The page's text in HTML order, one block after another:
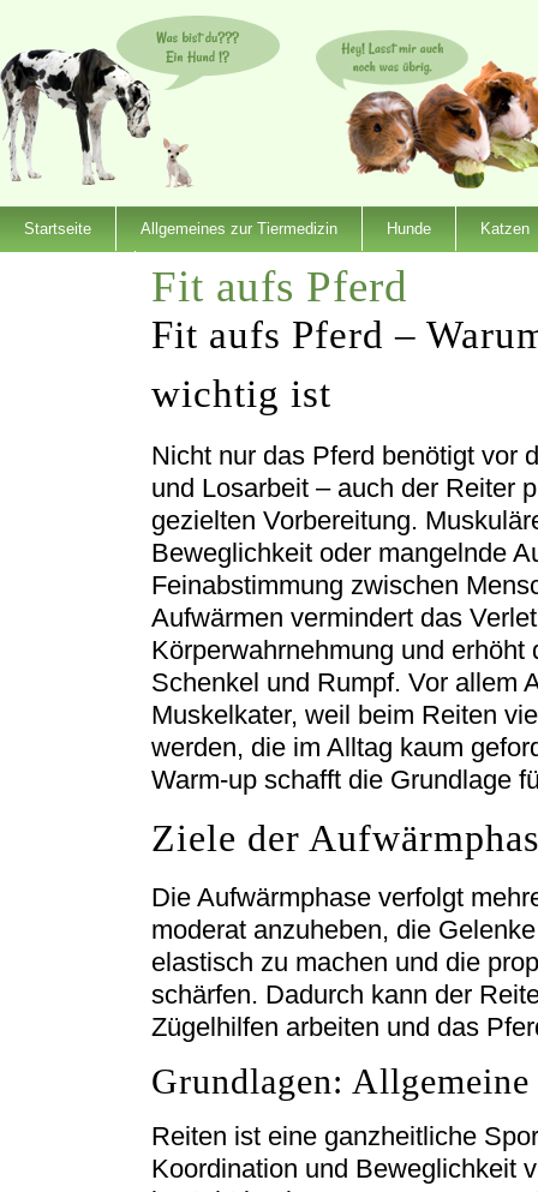
Startseite Allgemeines zur Tiermedizin Hunde Katzen
Fit aufs Pferd
Fit aufs Pferd –
wichtig ist
Nicht nur das Pferd benötigt vor
und Losarbeit – auch der Reiter
gezielten Vorbereitung.
Beweglichkeit oder mangelnde
Feinabstimmung zwischen
Aufwärmen vermindert das
Körperwahrnehmung und
Schenkel und Rumpf. Vor allem
Muskelkater, weil beim Reiten
werden, die im Alltag kaum
Warm-up schafft die Grundlage
Ziele der
Die Aufwärmphase verfolgt
moderat anzuheben, die
elastisch zu machen und die
schärfen. Dadurch kann der
Zügelhilfen arbeiten und das
Grundlagen:
Reiten ist eine ganzheitliche
Koordination und Beweglichkeit